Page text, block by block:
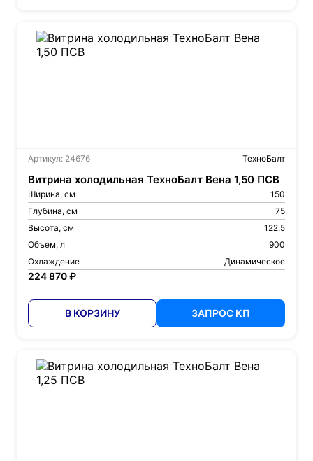
Артикул: 24676 ТехноБалт
Витрина холодильная ТехноБалт Вена 1,50 ПСВ
Ширина, см
150
Глубина, см
75
Высота, см
122.5
Объем, л
900
Охлаждение
Динамическое
224 870 ₽
В КОРЗИНУ ЗАПРОС КП